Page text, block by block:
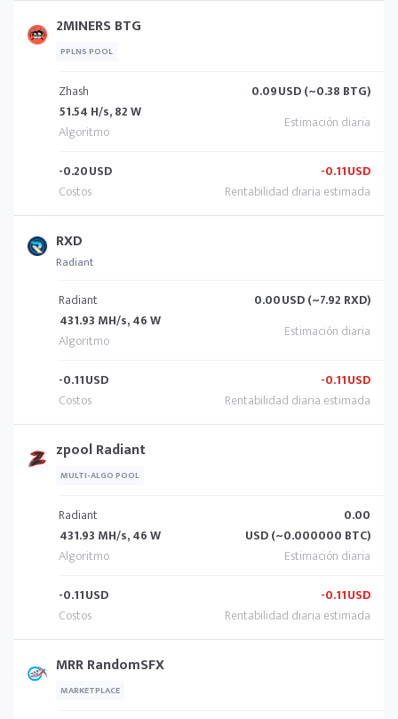
2MINERS BTG
PPLNS POOL
Zhash
51.54 H/s, 82 W
0.09USD (~0.38 BTG)
-0.20USD -0.11USD
RXD
Radiant
Radiant
431.93 MH/s, 46 W
0.00USD (~7.92 RXD)
-0.11USD -0.11USD
zpool Radiant
MULTI-ALGO POOL
Radiant
431.93 MH/s, 46 W
0.00
USD (~0.000000 BTC)
-0.11USD -0.11USD
MRR RandomSFX
MARKETPLACE